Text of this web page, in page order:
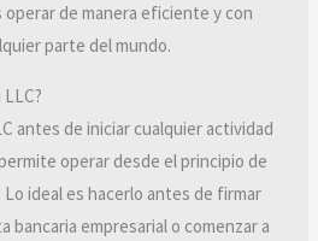
de manera eficiente y con
parte del mundo.
antes de iniciar cualquier actividad
operar desde el principio de
Lo ideal es hacerlo antes de firmar
bancaria empresarial o comenzar a